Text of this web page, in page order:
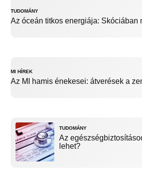
TUDOMÁNY
Az óceán titkos energiája: Skóciában
MI HÍREK
Az MI hamis énekesei: átverések a
TUDOMÁNY
Az
lehet?